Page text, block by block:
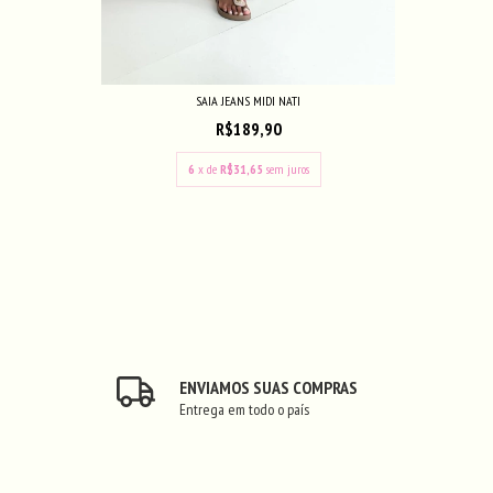
SAIA JEANS MIDI NATI
R$189,90
6 x de R$31,65 sem juros
ENVIAMOS SUAS COMPRAS
Entrega em todo o país